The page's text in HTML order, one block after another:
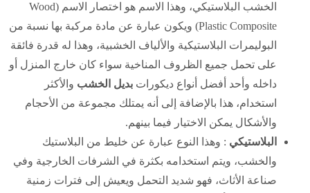
الخشب البلاستيكي، وهذا الاسم هو اختصار الاسم (Wood
Plastic Composite) ويكون عبارة عن مادة مركبة بها نسبة من
البوليمرات البلاستيكية والألياف الخشبية، وهذا له قدرة فائقة
على تحمل جميع الظروف المناخية سواء كان خارج المنزل أو
داخله وأحد أفضل أنواع ديكورات بديل الخشب والأكثر
استخدام، هذا بالإضافة إلى أنه يمتلك مجموعة من الأحجام
والأشكال يمكن الاختيار فيما بينهم.
البلاستيكي : وهذا النوع عبارة عن خليط من البلاستيك
والخشب، ويتم استخدامه بكثرة في الشرفات الخارجية وفي
صناعة الأثاث، فهو شديد التحمل ويعيش إلى فترات زمنية